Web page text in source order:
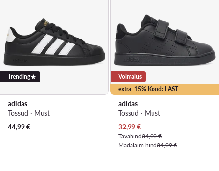
Trending
adidas
Tossud · Must
44,99€
extra -15% Kood: LAST
Võimalus
adidas
Tossud · Must
Praegune hind
32,99€
Tavahind34,99 €
Madalaim hind34,99 €